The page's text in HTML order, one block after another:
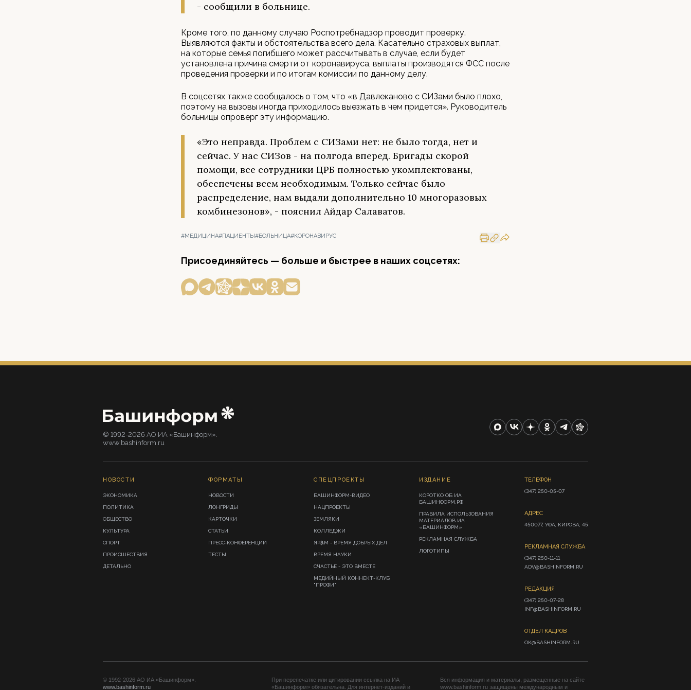
- сообщили в больнице.
Кроме того, по данному случаю Роспотребнадзор проводит проверку.
Выявляются факты и обстоятельства всего дела. Касательно страховых выплат,
на которые семья погибшего может рассчитывать в случае, если будет
установлена причина смерти от коронавируса, выплаты производятся ФСС после
проведения проверки и по итогам комиссии по данному делу.
В соцсетях также сообщалось о том, что «в Давлеканово с СИЗами было плохо,
поэтому на вызовы иногда приходилось выезжать в чем придется». Руководитель
больницы опроверг эту информацию.
«Это неправда. Проблем с СИЗами нет: не было тогда, нет и
сейчас. У нас СИЗов - на полгода вперед. Бригады скорой
помощи, все сотрудники ЦРБ полностью укомплектованы,
обеспечены всем необходимым. Только сейчас было
распределение, нам выдали дополнительно 10 многоразовых
комбинезонов», - пояснил Айдар Салаватов.
#МЕДИЦИНА#ПАЦИЕНТЫ#БОЛЬНИЦА#КОРОНАВИРУС
Присоединяйтесь — больше и быстрее в наших соцсетях:
© 1992-2026 АО ИА «Башинформ».
www.bashinform.ru
НОВОСТИ
ЭКОНОМИКА
ПОЛИТИКА
ОБЩЕСТВО
КУЛЬТУРА
СПОРТ
ПРОИСШЕСТВИЯ
ДЕТАЛЬНО
ФОРМАТЫ
НОВОСТИ
ЛОНГРИДЫ
КАРТОЧКИ
СТАТЬИ
ПРЕСС-КОНФЕРЕНЦИИ
ТЕСТЫ
СПЕЦПРОЕКТЫ
БАШИНФОРМ-ВИДЕО
НАЦПРОЕКТЫ
ЗЕМЛЯКИ
КОЛЛЕДЖИ
ЯРҘАМ - ВРЕМЯ ДОБРЫХ ДЕЛ
ВРЕМЯ НАУКИ
СЧАСТЬЕ - ЭТО ВМЕСТЕ
МЕДИЙНЫЙ КОННЕКТ-КЛУБ
"ПРОФИ"
ИЗДАНИЕ
КОРОТКО ОБ ИА
БАШИНФОРМ.РФ
ПРАВИЛА ИСПОЛЬЗОВАНИЯ
МАТЕРИАЛОВ ИА
«БАШИНФОРМ»
РЕКЛАМНАЯ СЛУЖБА
ЛОГОТИПЫ
ТЕЛЕФОН
(347) 250-05-07
АДРЕС
450077, УФА, КИРОВА, 45
РЕКЛАМНАЯ СЛУЖБА
(347) 250-11-11
ADV@BASHINFORM.RU
РЕДАКЦИЯ
(347) 250-07-28
INF@BASHINFORM.RU
ОТДЕЛ КАДРОВ
OK@BASHINFORM.RU
© 1992-2026 АО ИА «Башинформ».
www.bashinform.ru
При перепечатке или цитировании ссылка на ИА
«Башинформ» обязательна. Для интернет-изданий и
Вся информация и материалы, размещенные на сайте
www.bashinform.ru защищены международным и